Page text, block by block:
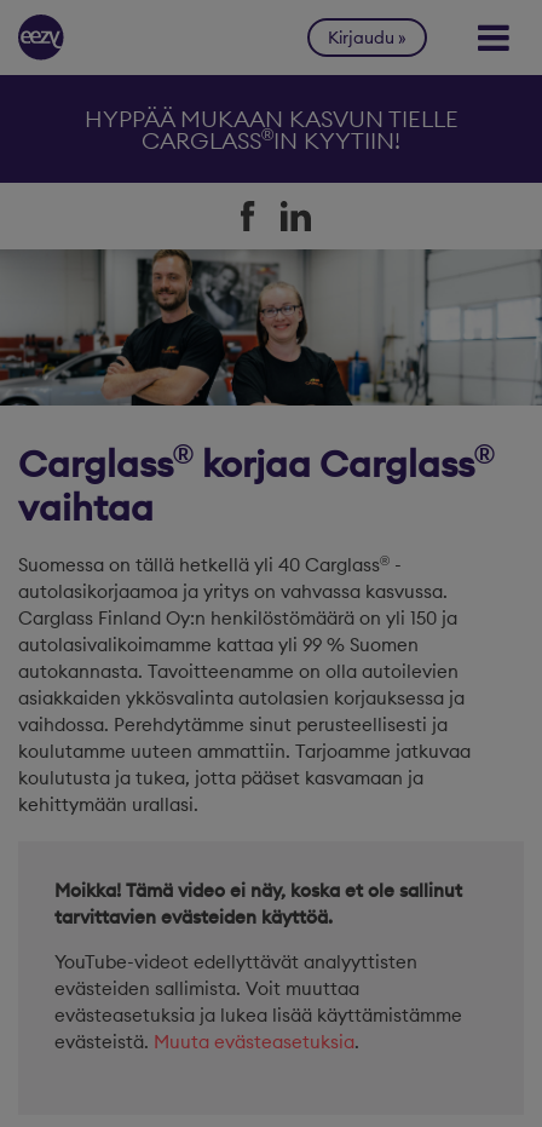
Siirry sisältöön
Kirjaudu
HYPPÄÄ MUKAAN KASVUN TIELLE
CARGLASS®IN KYYTIIN!
Carglass® korjaa Carglass®
vaihtaa
Suomessa on tällä hetkellä yli 40 Carglass® -
autolasikorjaamoa ja yritys on vahvassa kasvussa.
Carglass Finland Oy:n henkilöstömäärä on yli 150 ja
autolasivalikoimamme kattaa yli 99 % Suomen
autokannasta. Tavoitteenamme on olla autoilevien
asiakkaiden ykkösvalinta autolasien korjauksessa ja
vaihdossa. Perehdytämme sinut perusteellisesti ja
koulutamme uuteen ammattiin. Tarjoamme jatkuvaa
koulutusta ja tukea, jotta pääset kasvamaan ja
kehittymään urallasi.
Moikka! Tämä video ei näy, koska et ole sallinut
tarvittavien evästeiden käyttöä.
YouTube-videot edellyttävät analyyttisten
evästeiden sallimista. Voit muuttaa
evästeasetuksia ja lukea lisää käyttämistämme
evästeistä. Muuta evästeasetuksia.